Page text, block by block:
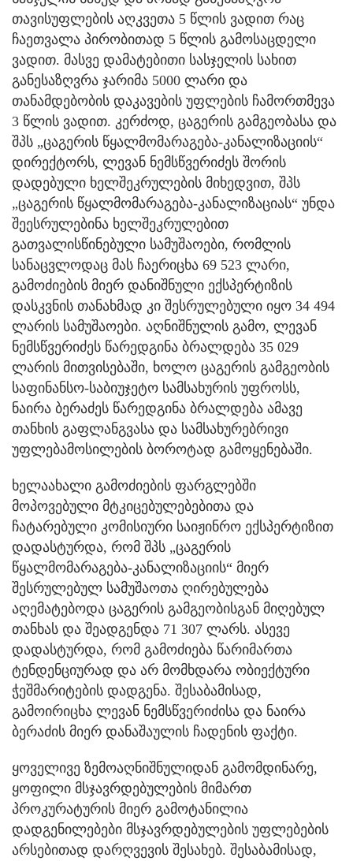
თავისუფლების აღკვეთა 5 წლის ვადით რაც
ჩაეთვალა პირობითად 5 წლის გამოსაცდელი
ვადით. მასვე დამატებითი სასჯელის სახით
განესაზღვრა ჯარიმა 5000 ლარი და
თანამდებობის დაკავების უფლების ჩამორთმევა
3 წლის ვადით. კერძოდ, ცაგერის გამგეობასა და
შპს „ცაგერის წყალმომარაგება-კანალიზაციის“
დირექტორს, ლევან ნემსწვერიძეს შორის
დადებული ხელშეკრულების მიხედვით, შპს
„ცაგერის წყალმომარაგება-კანალიზაციას“ უნდა
შეესრულებინა ხელშეკრულებით
გათვალისწინებული სამუშაოები, რომლის
სანაცვლოდაც მას ჩაერიცხა 69 523 ლარი,
გამოძიების მიერ დანიშნული ექსპერტიზის
დასკვნის თანახმად კი შესრულებული იყო 34 494
ლარის სამუშაოები. აღნიშნულის გამო, ლევან
ნემსწვერიძეს წარედგინა ბრალდება 35 029
ლარის მითვისებაში, ხოლო ცაგერის გამგეობის
საფინანსო-საბიუჯეტო სამსახურის უფროსს,
ნაირა ბერაძეს წარედგინა ბრალდება ამავე
თანხის გაფლანგვასა და სამსახურებრივი
უფლებამოსილების ბოროტად გამოყენებაში.
ხელაახალი გამოძიების ფარგლებში
მოპოვებული მტკიცებულებებითა და
ჩატარებული კომისიური საიჟინრო ექსპერტიზით
დადასტურდა, რომ შპს „ცაგერის
წყალმომარაგება-კანალიზაციის“ მიერ
შესრულებულ სამუშაოთა ღირებულება
აღემატებოდა ცაგერის გამგეობისგან მიღებულ
თანხას და შეადგენდა 71 307 ლარს. ასევე
დადასტურდა, რომ გამოძიება წარიმართა
ტენდენციურად და არ მომხდარა ობიექტური
ჭეშმარიტების დადგენა. შესაბამისად,
გამოირიცხა ლევან ნემსწვერიძისა და ნაირა
ბერაძის მიერ დანაშაულის ჩადენის ფაქტი.
ყოველივე ზემოაღნიშნულიდან გამომდინარე,
ყოფილი მსჯავრდებულების მიმართ
პროკურატურის მიერ გამოტანილია
დადგენილებები მსჯავრდებულების უფლებების
არსებითად დარღვევის შესახებ. შესაბამისად,